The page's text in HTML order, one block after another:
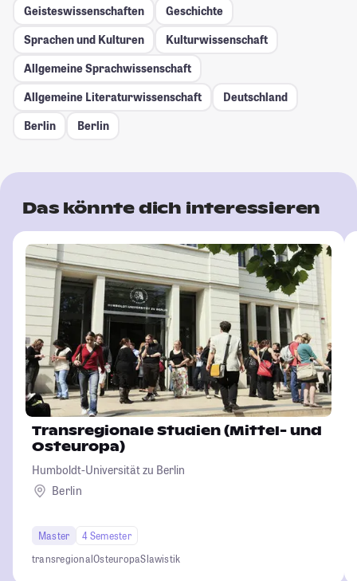
Geisteswissenschaften
Geschichte
Sprachen und Kulturen
Kulturwissenschaft
Allgemeine Sprachwissenschaft
Allgemeine Literaturwissenschaft
Deutschland
Berlin
Berlin
Das könnte dich interessieren
Transregionale Studien (Mittel- und
Osteuropa)
Humboldt-Universität zu Berlin
Berlin
Master
4 Semester
transregionalOsteuropaSlawistik